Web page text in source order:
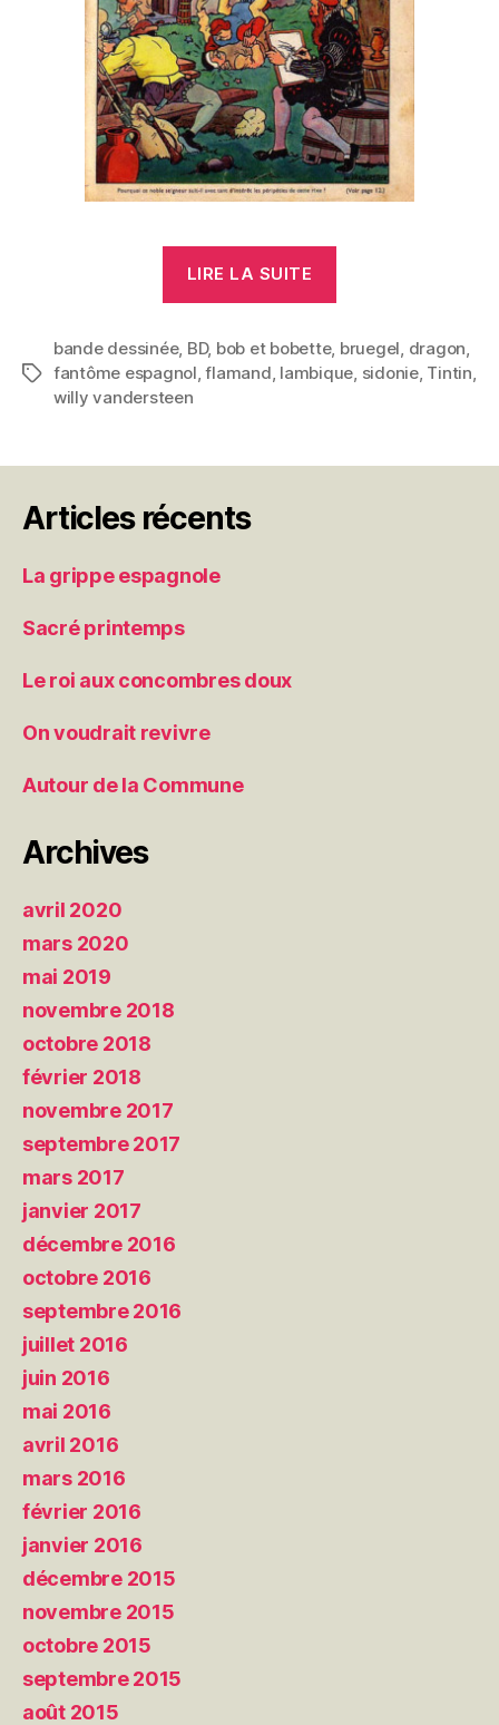
LIRE LA SUITE
Étiquettes
bande dessinée, BD, bob et bobette, bruegel, dragon,
fantôme espagnol,flamand, lambique, sidonie, Tintin,
willy vandersteen
Articles récents
La grippe espagnole
Sacré printemps
Le roi aux concombres doux
On voudrait revivre
Autour de la Commune
Archives
avril 2020
mars 2020
mai 2019
novembre 2018
octobre 2018
février 2018
novembre 2017
septembre 2017
mars 2017
janvier 2017
décembre 2016
octobre 2016
septembre 2016
juillet 2016
juin 2016
mai 2016
avril 2016
mars 2016
février 2016
janvier 2016
décembre 2015
novembre 2015
octobre 2015
septembre 2015
août 2015